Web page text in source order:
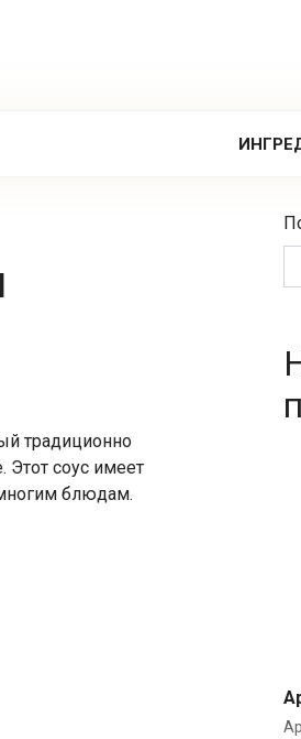
традиционно
Этот соус имеет
блюдам.